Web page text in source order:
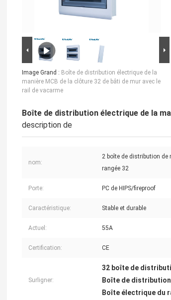
Image Grand : Boîte de distribution électrique de la
manière MCB de la clôture 32 de bâti de mur avec le
rail de vacarme
Boîte de distribution électrique de la
description de
nom:
2 boîte de distribution de
rangée 32
Porte: PC de HIPS/fireproof
Caractéristique: Stable et durable
Actuel: 55A
Certification: CE
Surligner:
32 boîte de
Boîte de
Boîte électrique du